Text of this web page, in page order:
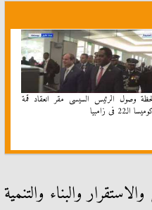
وصول الرئيس السيسى مقر انعقاد قمة
الـ22 فى زامبيا
والبناء والتنمية